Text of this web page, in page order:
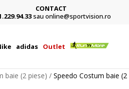
CONTACT
sau online@sportvision.ro
adidas Outlet
baie (2 piese) Speedo Costum baie